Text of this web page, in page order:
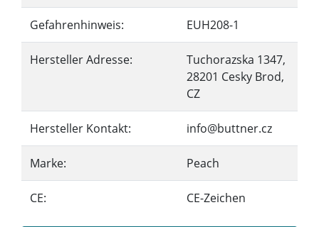
Gefahrenhinweis: EUH208-1
Hersteller Adresse:
Tuchorazska 1347,
28201 Cesky Brod,
CZ
Hersteller Kontakt: info@buttner.cz
Marke: Peach
CE: CE-Zeichen